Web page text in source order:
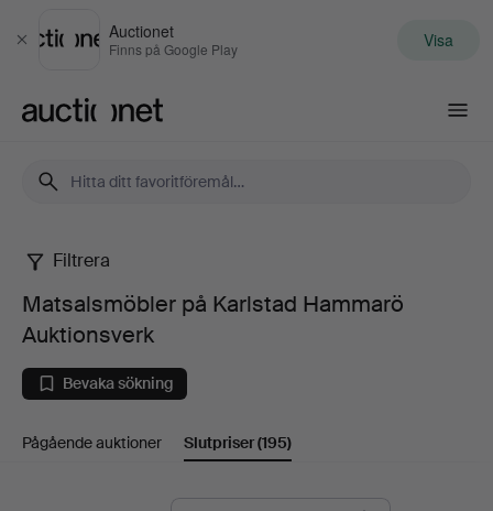
Stäng
Auctionet
Finns på Google Play Visa
Matsalsmöbler
på
Karlstad
Hammarö
Filtrera
Matsalsmöbler på Karlstad Hammarö
Auktionsverk
Bevaka sökning
Pågående auktioner Slutpriser(195)